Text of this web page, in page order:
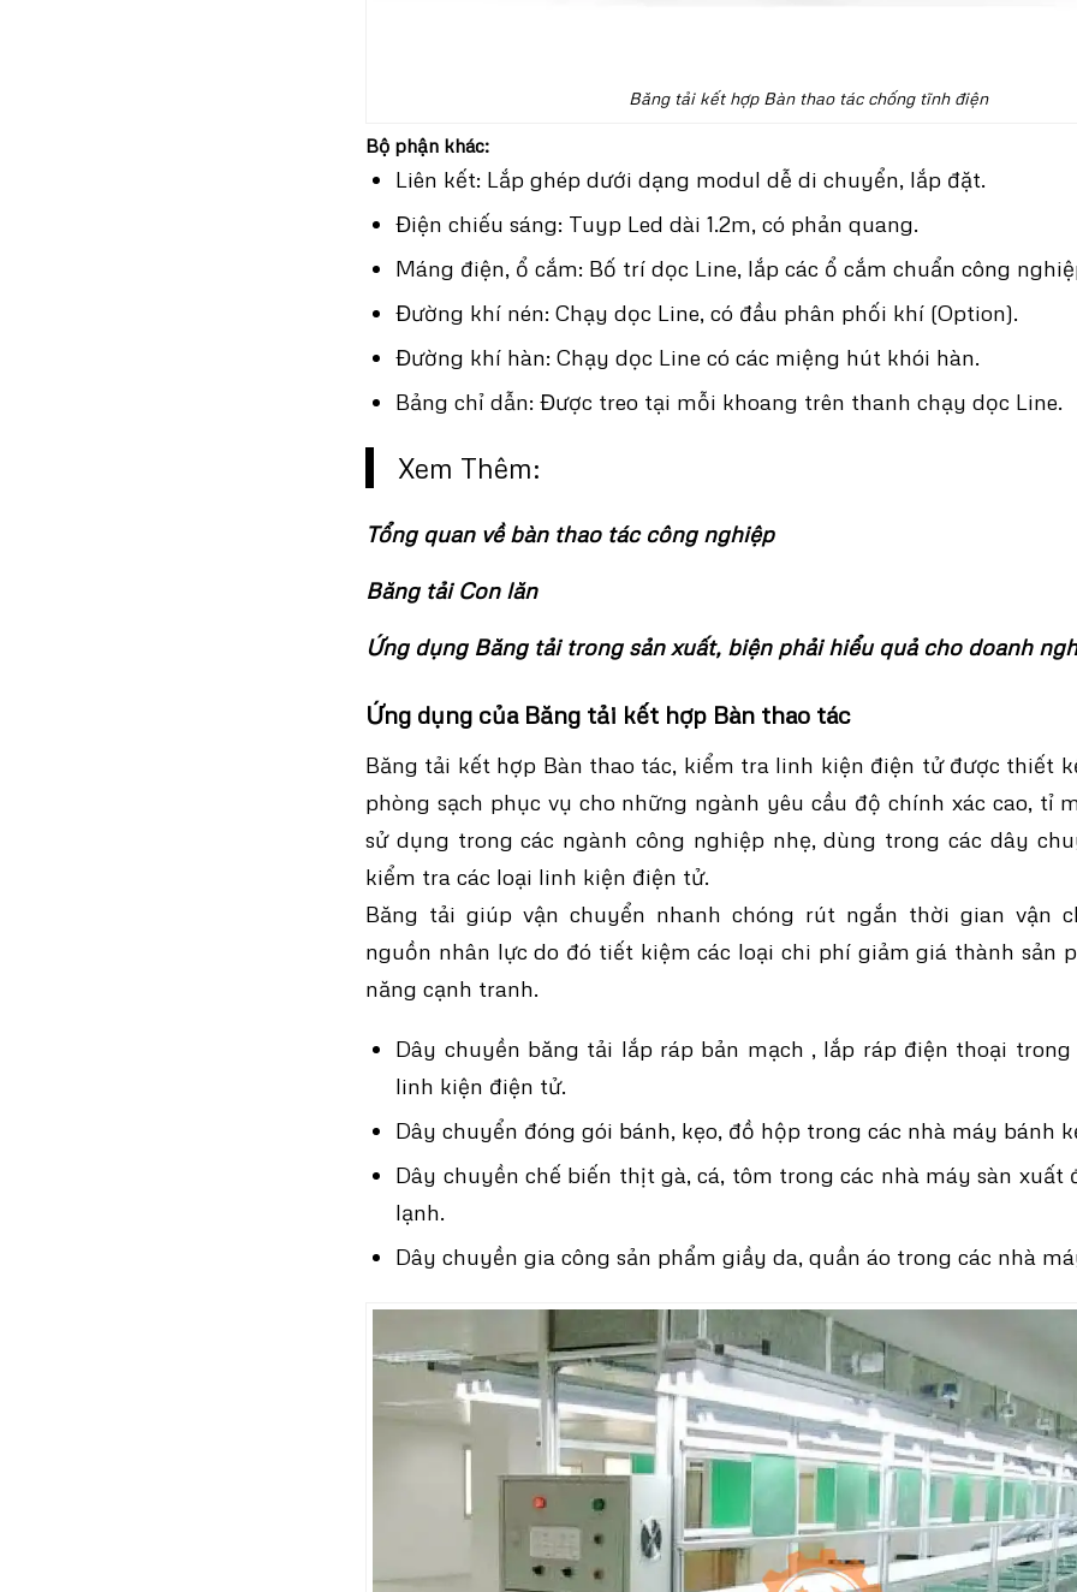
Băng tải kết hợp Bàn thao tác chống tĩnh điện
Bộ phận khác:
Liên kết: Lắp ghép dưới dạng modul dễ di chuyển, lắp đặt.
Điện chiếu sáng: Tuyp Led dài 1.2m, có phản quang.
Máng điện, ổ cắm: Bố trí dọc Line, lắp các ổ cắm chuẩn công
Đường khí nén: Chạy dọc Line, có đầu phân phối khí (Option).
Đường khí hàn: Chạy dọc Line có các miệng hút khói hàn.
Bảng chỉ dẫn: Được treo tại mỗi khoang trên thanh chạy dọc Line.
Xem Thêm:
Tổng quan về bàn thao tác công nghiệp
Băng tải Con lăn
Ứng dụng Băng tải trong sản xuất, biện phải hiểu quả cho doanh
Ứng dụng của Băng tải kết hợp Bàn thao tác
Băng tải kết hợp Bàn thao tác, kiểm tra linh kiện điện tử được thiết
phòng sạch phục vụ cho những ngành yêu cầu độ chính xác cao, tỉ
sử dụng trong các ngành công nghiệp nhẹ, dùng trong các dây
kiểm tra các loại linh kiện điện tử.
Băng tải giúp vận chuyển nhanh chóng rút ngắn thời gian vận
nguồn nhân lực do đó tiết kiệm các loại chi phí giảm giá thành sản
năng cạnh tranh.
Dây chuyền băng tải lắp ráp bản mạch , lắp ráp điện thoại
linh kiện điện tử.
Dây chuyển đóng gói bánh, kẹo, đồ hộp trong các nhà máy bánh
Dây chuyền chế biến thịt gà, cá, tôm trong các nhà máy sàn xuất
lạnh.
Dây chuyền gia công sản phẩm giầy da, quần áo trong các nhà